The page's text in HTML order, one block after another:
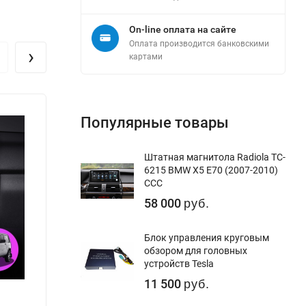
›
On-line оплата на сайте
Оплата производится банковскими
картами
Популярные товары
Штатная магнитола Radiola TC-
6215 BMW X5 E70 (2007-2010)
CCC
58 000 руб.
Блок управления круговым
обзором для головных
устройств Tesla
11 500 руб.